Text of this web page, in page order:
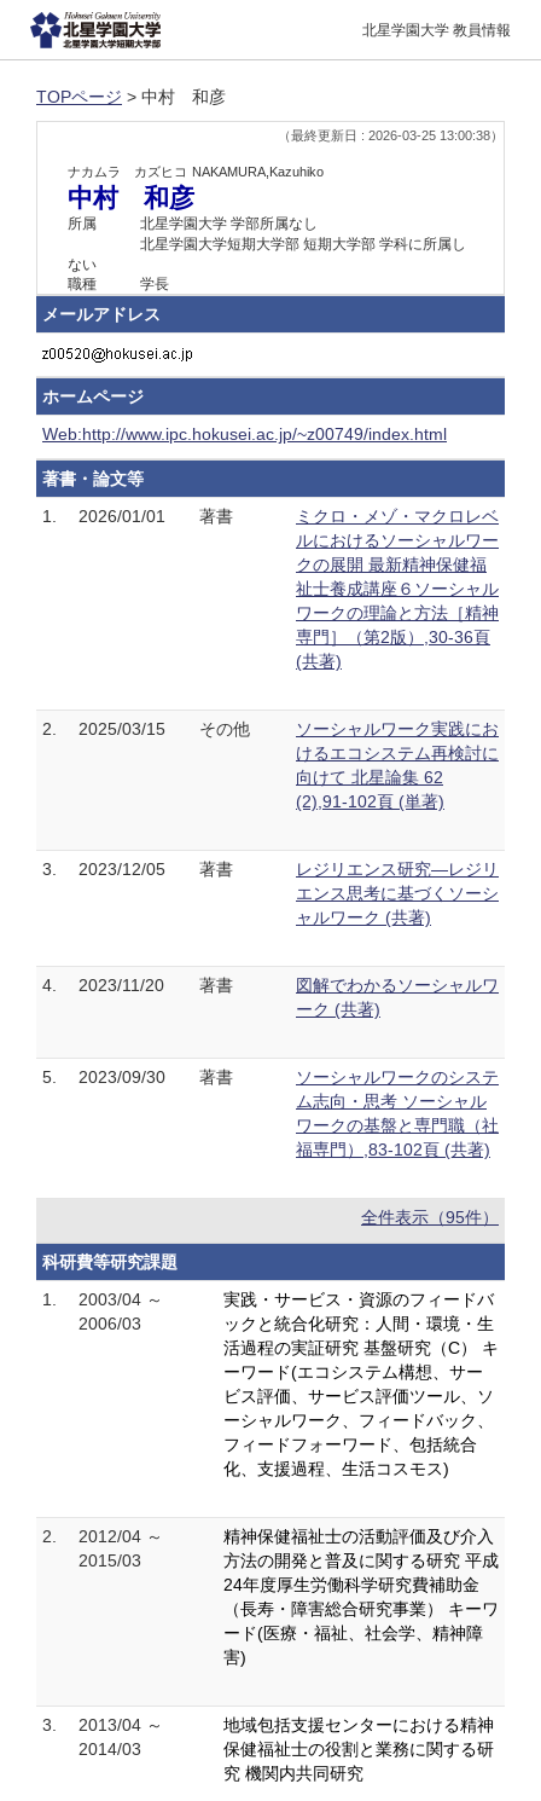
北星学園大学 教員情報
TOPページ > 中村 和彦
（最終更新日 : 2026-03-25 13:00:38）
ナカムラ カズヒコ NAKAMURA,Kazuhiko
中村 和彦
所属
北星学園大学 学部所属なし
北星学園大学短期大学部 短期大学部 学科に所属し
ない
職種
学長
メールアドレス
ホームページ
Web:http://www.ipc.hokusei.ac.jp/~z00749/index.html
著書・論文等
1.
2026/01/01 著書
ミクロ・メゾ・マクロレベ
ルにおけるソーシャルワー
クの展開 最新精神保健福
祉士養成講座６ソーシャル
ワークの理論と方法［精神
専門］（第2版）,30-36頁
(共著)
2. 2025/03/15 その他
ソーシャルワーク実践にお
けるエコシステム再検討に
向けて 北星論集 62
(2),91-102頁 (単著)
3. 2023/12/05 著書
レジリエンス研究―レジリ
エンス思考に基づくソーシ
ャルワーク (共著)
4. 2023/11/20 著書
図解でわかるソーシャルワ
ーク (共著)
5. 2023/09/30 著書
ソーシャルワークのシステ
ム志向・思考 ソーシャル
ワークの基盤と専門職（社
福専門）,83-102頁 (共著)
全件表示（95件）
科研費等研究課題
1.
2003/04 ～
2006/03
実践・サービス・資源のフィードバ
ックと統合化研究：人間・環境・生
活過程の実証研究 基盤研究（C） キ
ーワード(エコシステム構想、サー
ビス評価、サービス評価ツール、ソ
ーシャルワーク、フィードバック、
フィードフォーワード、包括統合
化、支援過程、生活コスモス)
2.
2012/04 ～
2015/03
精神保健福祉士の活動評価及び介入
方法の開発と普及に関する研究 平成
24年度厚生労働科学研究費補助金
（長寿・障害総合研究事業） キーワ
ード(医療・福祉、社会学、精神障
害)
3.
2013/04 ～
2014/03
地域包括支援センターにおける精神
保健福祉士の役割と業務に関する研
究 機関内共同研究